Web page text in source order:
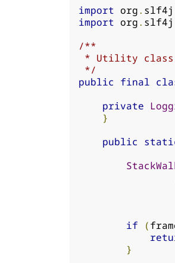
import org. slf4j
import org. slf4j
/**
* Utility class
*/
public final
private
}
public
if
(
}